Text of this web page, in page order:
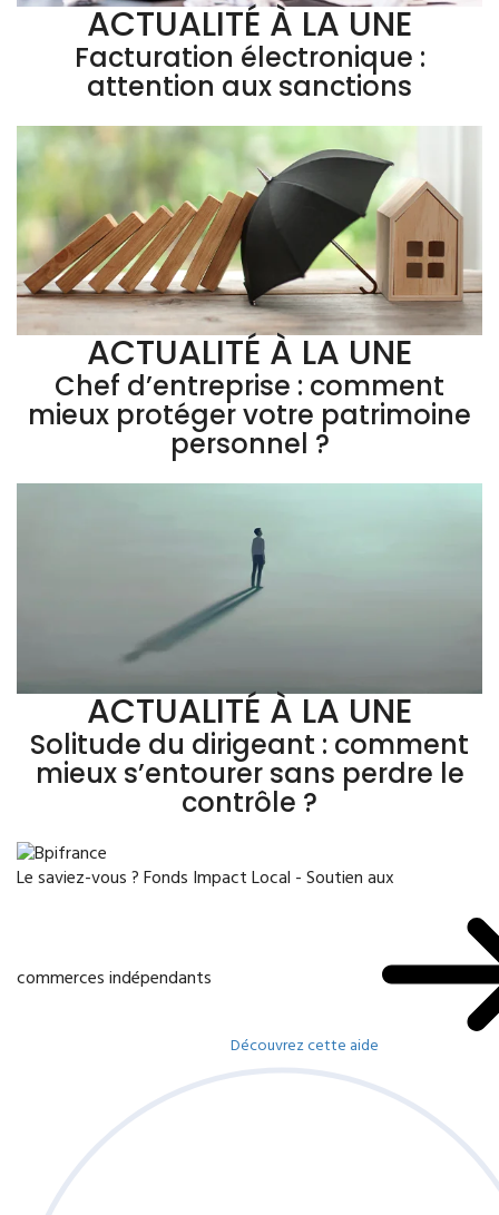
ACTUALITÉ À LA UNE
Facturation électronique :
attention aux sanctions
ACTUALITÉ À LA UNE
Chef d’entreprise : comment
mieux protéger votre patrimoine
personnel ?
ACTUALITÉ À LA UNE
Solitude du dirigeant : comment
mieux s’entourer sans perdre le
contrôle ?
Le saviez-vous ?Fonds Impact Local - Soutien aux
commerces indépendants
Découvrez cette aide